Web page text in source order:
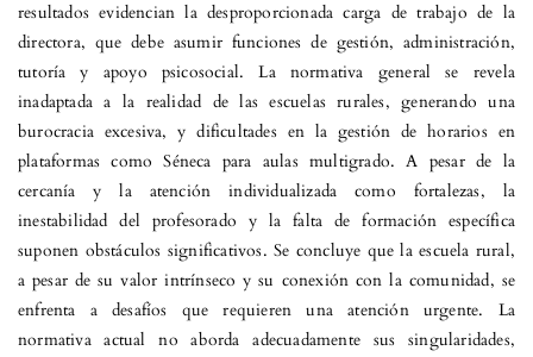
resultados evidencian la desproporcionada carga de trabajo de la
directora, que debe asumir funciones de gestión, administración,
tutoría y apoyo psicosocial. La normativa general se revela
inadaptada a la realidad de las escuelas rurales, generando una
burocracia excesiva, y dificultades en la gestión de horarios en
plataformas como Séneca para aulas multigrado. A pesar de la
cercanía y la atención individualizada como fortalezas, la
inestabilidad del profesorado y la falta de formación específica
suponen obstáculos significativos. Se concluye que la escuela rural,
a pesar de su valor intrínseco y su conexión con la comunidad, se
enfrenta a desafíos que requieren una atención urgente. La
normativa actual no aborda adecuadamente sus singularidades,